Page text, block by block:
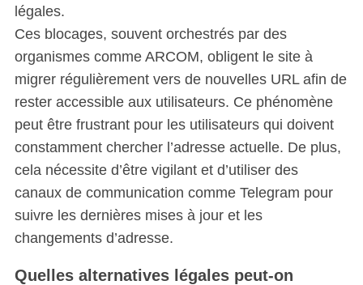
légales.
Ces blocages, souvent orchestrés par des
organismes comme ARCOM, obligent le site à
migrer régulièrement vers de nouvelles URL afin de
rester accessible aux utilisateurs. Ce phénomène
peut être frustrant pour les utilisateurs qui doivent
constamment chercher l’adresse actuelle. De plus,
cela nécessite d’être vigilant et d’utiliser des
canaux de communication comme Telegram pour
suivre les dernières mises à jour et les
changements d’adresse.
Quelles alternatives légales peut-on